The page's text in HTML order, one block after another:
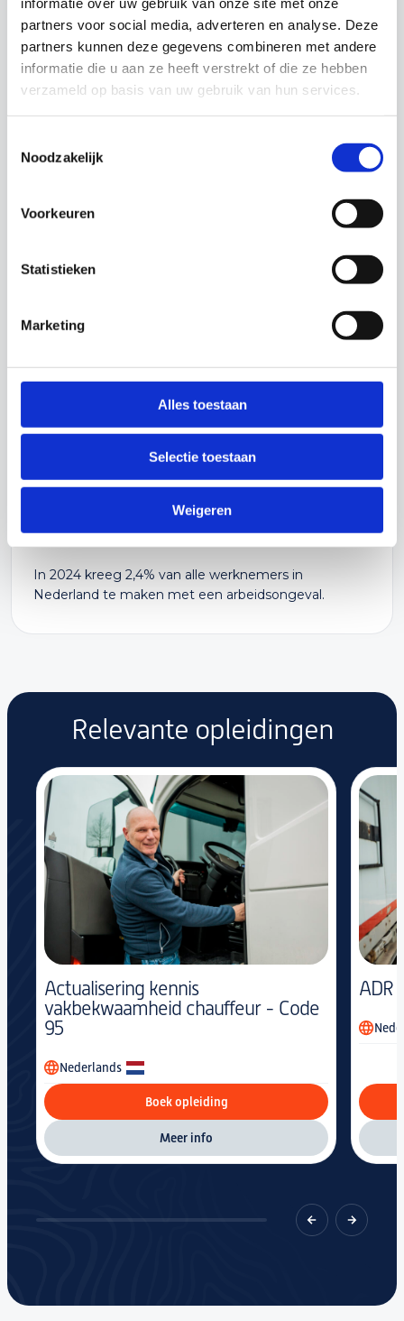
partners voor social media, adverteren en analyse. Deze
partners kunnen deze gegevens combineren met andere
informatie die u aan ze heeft verstrekt of die ze hebben
verzameld op basis van uw gebruik van hun services.
Noodzakelijk
Voorkeuren
Statistieken
Marketing
Alles toestaan
Selectie toestaan
Weigeren
verloopt gestructureerd, waardoor we erop
kunnen vertrouwen dat iedereen tijdig en
duidelijk geïnformeerd is.
Nardy Kemperman
Heico | Opleidingscoördinator
Staat jouw datum voor deze opleiding er niet tussen?
Neem gerust contact met ons op.
In 2024 kreeg 2,4% van alle werknemers in
Nederland te maken met een arbeidsongeval.
Relevante opleidingen
Actualisering kennis
vakbekwaamheid chauffeur - Code
95
Nederlands
Boek opleiding
Meer info
ADR